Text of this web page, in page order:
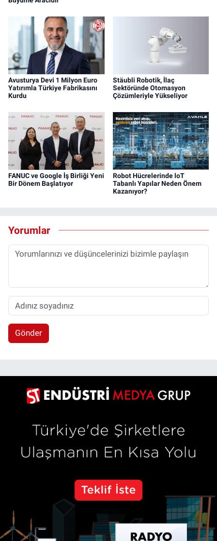
Avusturya Devi 1 Milyon Euro
Yatırımla Türkiye Fabrikasını
Kurdu
Stäubli Robotik, İlaç
Sektöründe Otomasyon
Çözümleriyle Yükseliyor
FANUC ve Google İş Birliği Yeni
Bir Dönem Başlatıyor
Robot Hücrelerinde loT
Tabanlı Yapılar Neden Önem
Kazanıyor?
Yorumlar
Gönder